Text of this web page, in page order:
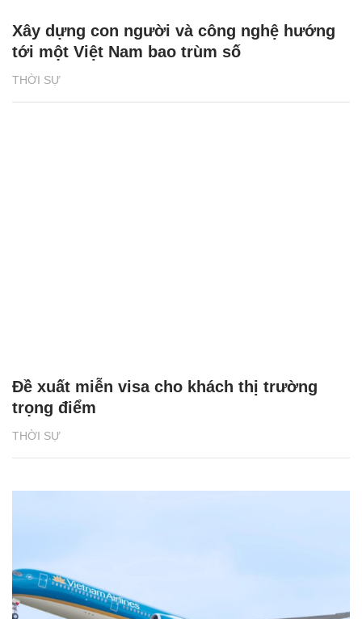
THỜI SỰ
Xây dựng con người và công nghệ hướng
tới một Việt Nam bao trùm số
THỜI SỰ
Đề xuất miễn visa cho khách thị trường
trọng điểm